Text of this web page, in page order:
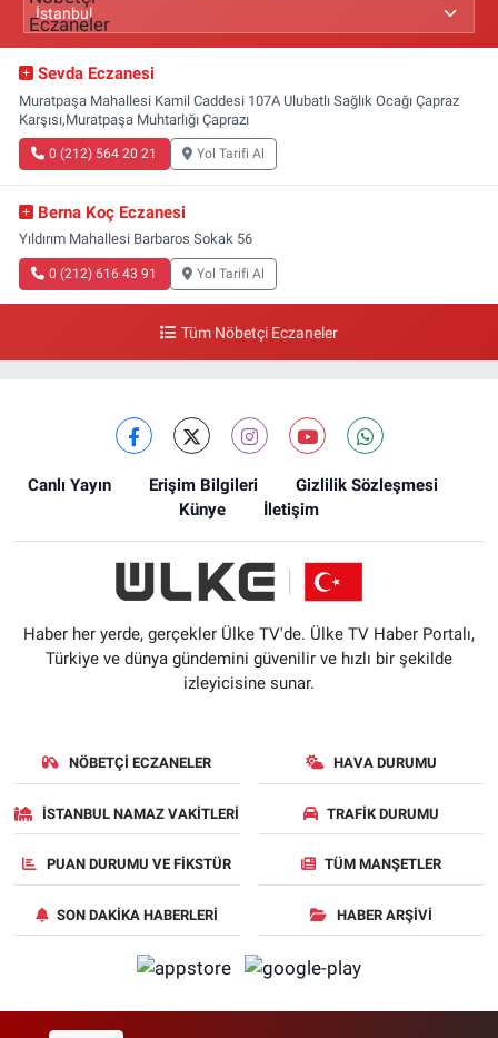
Sevda Eczanesi
Muratpaşa Mahallesi Kamil Caddesi 107A Ulubatlı Sağlık Ocağı Çapraz
Karşısı,Muratpaşa Muhtarlığı Çaprazı
0 (212) 564 20 21 Yol Tarifi Al
Berna Koç Eczanesi
Yıldırım Mahallesi Barbaros Sokak 56
0 (212) 616 43 91 Yol Tarifi Al
Tüm Nöbetçi Eczaneler
Canlı Yayın Erişim Bilgileri
Gizlilik Sözleşmesi
Künye
İletişim
Haber her yerde, gerçekler Ülke TV'de. Ülke TV Haber Portalı,
Türkiye ve dünya gündemini güvenilir ve hızlı bir şekilde
izleyicisine sunar.
NÖBETÇI ECZANELER HAVA DURUMU
İSTANBUL NAMAZ VAKITLERI TRAFIK DURUMU
PUAN DURUMU VE FIKSTÜR TÜM MANŞETLER
SON DAKIKA HABERLERI HABER ARŞIVI